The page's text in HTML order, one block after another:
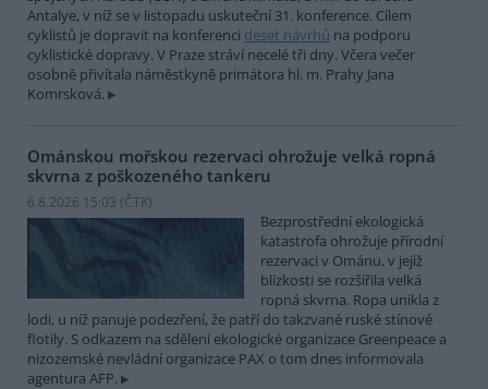
Antalye, v níž se v listopadu uskuteční 31. konference. Cílem
cyklistů je dopravit na konferenci deset návrhů na podporu
cyklistické dopravy. V Praze stráví necelé tři dny. Včera večer
osobně přivítala náměstkyně primátora hl. m. Prahy Jana
Komrsková.
Ománskou mořskou rezervaci ohrožuje velká ropná
skvrna z poškozeného tankeru
6.8.2026 15:03 (ČTK)
Bezprostřední ekologická
katastrofa ohrožuje přírodní
rezervaci v Ománu, v jejíž
blízkosti se rozšířila velká
ropná skvrna. Ropa unikla z
lodi, u níž panuje podezření, že patří do takzvané ruské stínové
flotily. S odkazem na sdělení ekologické organizace Greenpeace a
nizozemské nevládní organizace PAX o tom dnes informovala
agentura AFP.